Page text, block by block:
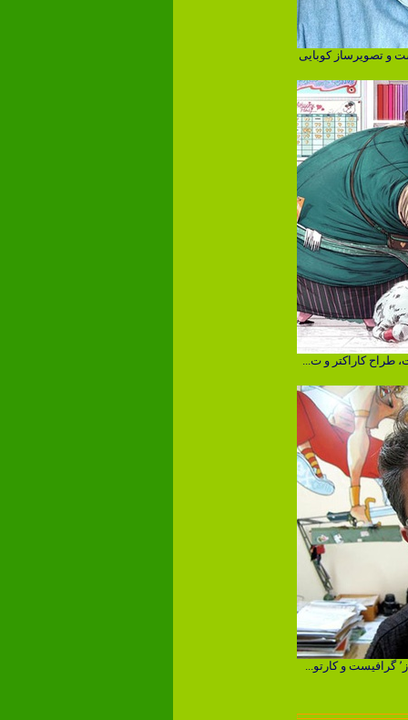
و تصویرساز کوبایی
طراح کاراکتر و ت...